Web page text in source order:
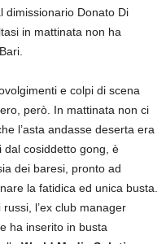
dimissionario Donato Di
in mattinata non ha
e colpi di scena
però. In mattinata non ci
l’asta andasse deserta era
dal cosiddetto gong, è
dei baresi, pronto ad
la fatidica ed unica busta.
l’ex club manager
ha inserito in busta